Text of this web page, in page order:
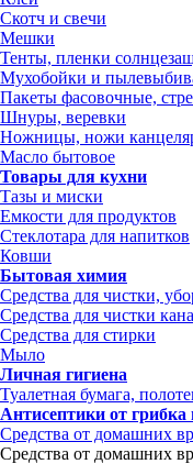
Скотч и свечи
Мешки
Тенты, пленки
Мухобойки и
Пакеты фасовочные,
Шнуры, веревки
Ножницы, ножи
Масло бытовое
Товары для кухни
Тазы и миски
Емкости для продуктов
Стеклотара для напитков
Ковши
Бытовая химия
Средства для чистки,
Средства для чистки
Средства для стирки
Мыло
Личная гигиена
Туалетная бумага,
Антисептики от грибка
Средства от домашних
Средства от домашних